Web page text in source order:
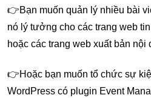
👉Bạn muốn quản lý nhiều bài
nó lý tưởng cho các trang web
hoặc các trang web xuất bản nội
👉Hoặc bạn muốn tổ chức sự
WordPress có plugin Event